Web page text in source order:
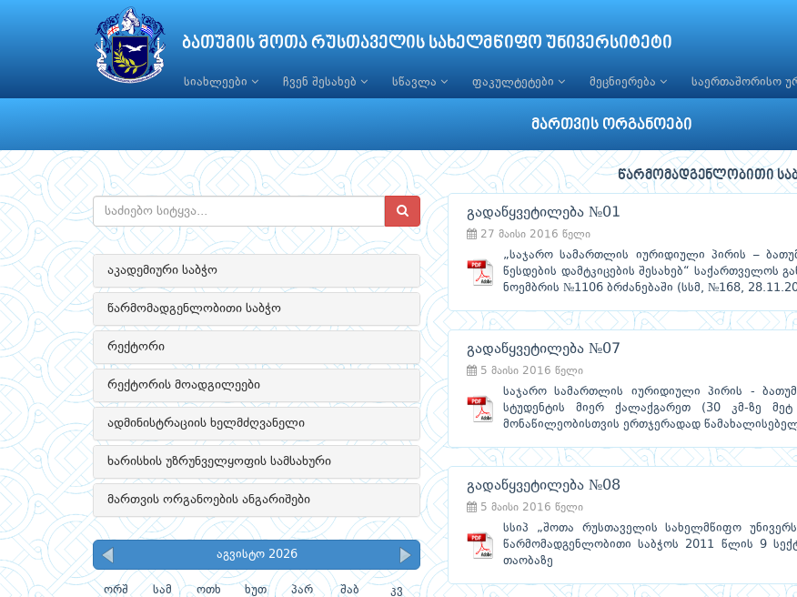
ბათუმის შოთა რუსთაველის სახელმწიფო უნივერსიტეტი
სიახლეები ჩვენ შესახებ სწავლა ფაკულტეტები მეცნიერება საერთაშორისო
მართვის ორგანოები
აკადემიური საბჭო
წარმომადგენლობითი საბჭო
რექტორი
რექტორის მოადგილეები
ადმინისტრაციის ხელმძღვანელი
ხარისხის უზრუნველყოფის სამსახური
მართვის ორგანოების ანგარიშები
აგვისტო 2026
ორშ სამ ოთხ ხუთ პარ შაბ კვ
წარმომადგენლობითი
გადაწყვეტილება №01
27 მაისი 2016 წელი
„საჯარო სამართლის იურიდიული პირის –
წესდების დამტკიცების შესახებ“ საქართველოს
ნოემბრის №1106 ბრძანებაში (სსმ, №168,
გადაწყვეტილება №07
5 მაისი 2016 წელი
საჯარო სამართლის იურიდიული პირის -
სტუდენტის მიერ ქალაქგარეთ (30 კმ-ზე მეტ
მონაწილეობისთვის ერთჯერადად
გადაწყვეტილება №08
5 მაისი 2016 წელი
სსიპ „შოთა რუსთაველის სახელმწიფო
წარმომადგენლობითი საბჭოს 2011 წლის 9
თაობაზე